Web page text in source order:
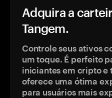
Adquira a
Tangem.
Controle seus ativos
um toque. É perfeito
iniciantes em cripto e
oferece uma ótima
para usuários mais